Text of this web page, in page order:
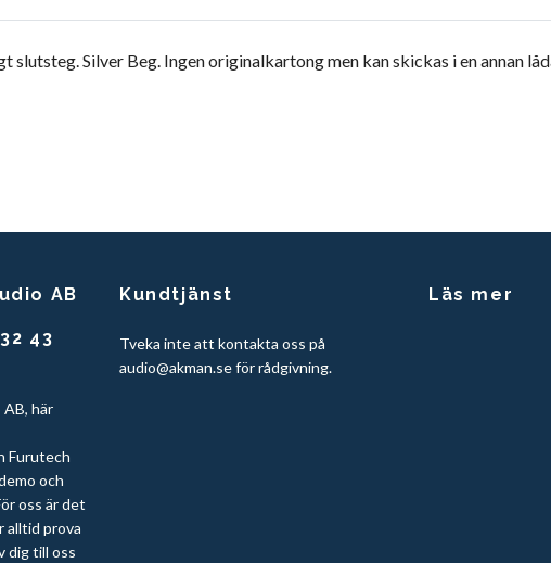
Silver Beg. Ingen originalkartong men kan skickas i en annan
AB
43
här
Furutech
och
oss är det
alltid prova
dig till oss
Kundtjänst
Tveka inte att kontakta oss på
audio@akman.seför rådgivning.
Läs mer